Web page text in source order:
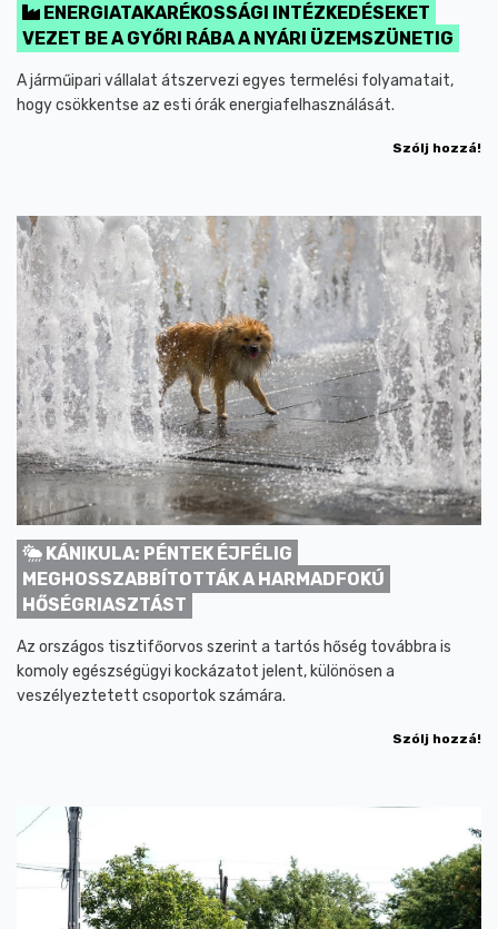
ENERGIATAKARÉKOSSÁGI INTÉZKEDÉSEKET
VEZET BE A GYŐRI RÁBA A NYÁRI ÜZEMSZÜNETIG
A járműipari vállalat átszervezi egyes termelési folyamatait,
hogy csökkentse az esti órák energiafelhasználását.
Szólj hozzá!
KÁNIKULA: PÉNTEK ÉJFÉLIG
MEGHOSSZABBÍTOTTÁK A HARMADFOKÚ
HŐSÉGRIASZTÁST
Az országos tisztifőorvos szerint a tartós hőség továbbra is
komoly egészségügyi kockázatot jelent, különösen a
veszélyeztetett csoportok számára.
Szólj hozzá!